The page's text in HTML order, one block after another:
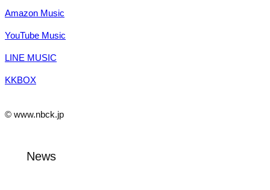
Amazon Music
YouTube Music
LINE MUSIC
KKBOX
© www.nbck.jp
News